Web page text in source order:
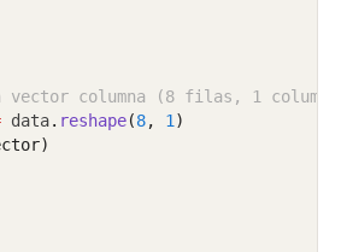
vector columna (8 filas, 1 columna)
data. reshape(8, 1 )